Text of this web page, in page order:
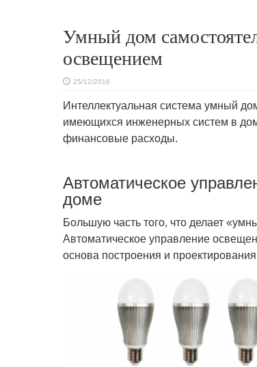
Умный дом
освещением
25/12/2016
Интеллектуальная система умный
имеющихся инженерных систем в
финансовые расходы.
Автоматическое
доме
Большую часть того, что делает
Автоматическое управление
основа построения и